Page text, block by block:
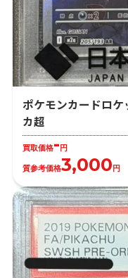
ポケモンカードロ
カ超
買取価格- 円
質参考価格3,000 円